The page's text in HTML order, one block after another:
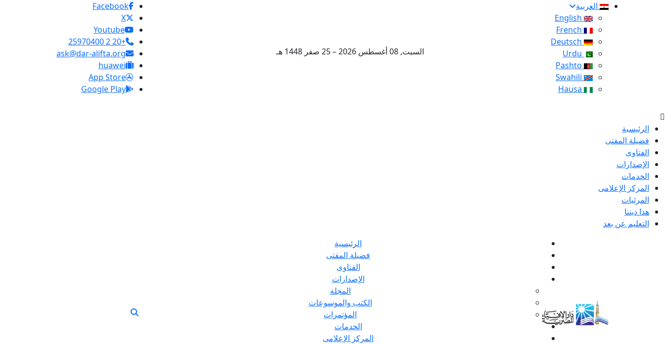
العربية
السبت, 08 أغسطس 2026 – 25 صفر 1448 هـ
Facebook
X
Youtube
+20 2 25970400
ask@dar-alifta.org
huawei
App Store
Google Play
الرئيسية
فضيلة المفتى
الفتاوى
الإصدارات
الخدمات
المركز الإعلامى
المرئيات
هذا ديننا
التعليم عن بعد
الرئيسية
فضيلة المفتى
الفتاوى
الإصدارات
المجلة
الكتب والموسوعات
المؤتمرات
الخدمات
المركز الإعلامى